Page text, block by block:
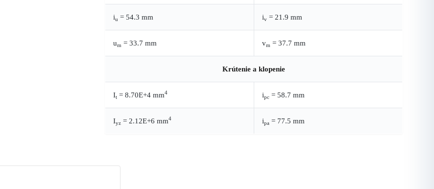
iu = 54.3 mm iv = 21.9 mm
um = 33.7 mm vm = 37.7 mm
Krútenie a klopenie
It = 8.70E+4 mm4 ipc = 58.7 mm
Iyz = 2.12E+6 mm4 ipa = 77.5 mm